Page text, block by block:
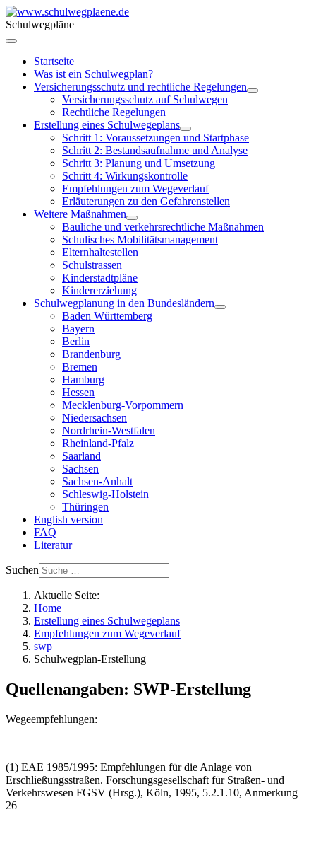
Schulwegpläne
Startseite
Was ist ein Schulwegplan?
Versicherungsschutz und rechtliche Regelungen
Versicherungsschutz auf Schulwegen
Rechtliche Regelungen
Erstellung eines Schulwegeplans
Schritt 1: Voraussetzungen und Startphase
Schritt 2: Bestandsaufnahme und Analyse
Schritt 3: Planung und Umsetzung
Schritt 4: Wirkungskontrolle
Empfehlungen zum Wegeverlauf
Erläuterungen zu den Gefahrenstellen
Weitere Maßnahmen
Bauliche und verkehrsrechtliche Maßnahmen
Schulisches Mobilitätsmanagement
Elternhaltestellen
Schulstrassen
Kinderstadtpläne
Kindererziehung
Schulwegplanung in den Bundesländern
Baden Württemberg
Bayern
Berlin
Brandenburg
Bremen
Hamburg
Hessen
Mecklenburg-Vorpommern
Niedersachsen
Nordrhein-Westfalen
Rheinland-Pfalz
Saarland
Sachsen
Sachsen-Anhalt
Schleswig-Holstein
Thüringen
English version
FAQ
Literatur
Suchen
Aktuelle Seite:
Home
Erstellung eines Schulwegeplans
Empfehlungen zum Wegeverlauf
swp
Schulwegplan-Erstellung
Quellenangaben: SWP-Erstellung
Wegeempfehlungen:
(1) EAE 1985/1995: Empfehlungen für die Anlage von
Erschließungsstraßen. Forschungsgesellschaft für Straßen- und
Verkehrswesen FGSV (Hrsg.), Köln, 1995, 5.2.1.10, Anmerkung
26